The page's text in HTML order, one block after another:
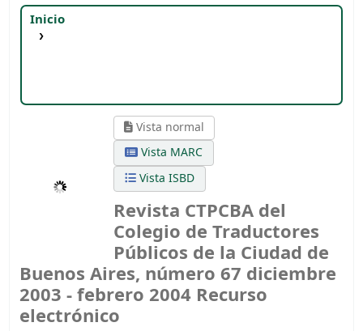
Inicio
Vista normal
Vista MARC
Vista ISBD
Revista CTPCBA del
Colegio de Traductores
Públicos de la Ciudad de
Buenos Aires, número 67 diciembre
2003 - febrero 2004 Recurso
electrónico